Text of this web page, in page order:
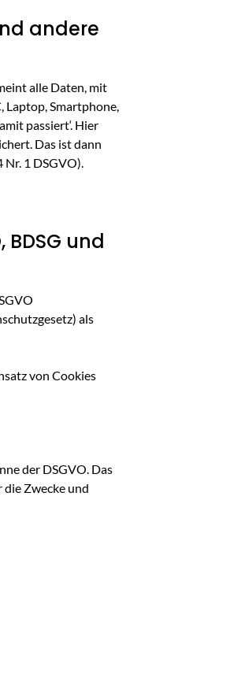
andere
alle Daten, mit
Laptop, Smartphone,
passiert‘. Hier
Das ist dann
1 DSGVO).
und
als
von Cookies
der DSGVO. Das
Zwecke und